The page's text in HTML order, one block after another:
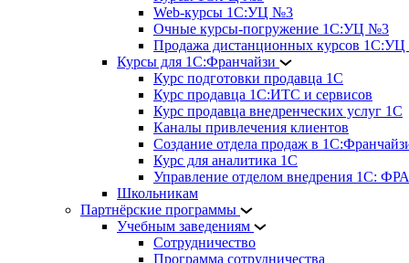
Web-курсы 1С:УЦ №3
Очные курсы-погружение 1С:УЦ №3
Продажа дистанционных курсов
Курсы для 1С:Франчайзи
Курс подготовки продавца 1С
Курс продавца 1С:ИТС и сервисов
Курс продавца внедренческих услуг 1С
Каналы привлечения клиентов
Создание отдела продаж в
Курс для аналитика 1С
Управление отделом внедрения 1С:
Школьникам
Партнёрские программы
Учебным заведениям
Сотрудничество
Программа сотрудничества